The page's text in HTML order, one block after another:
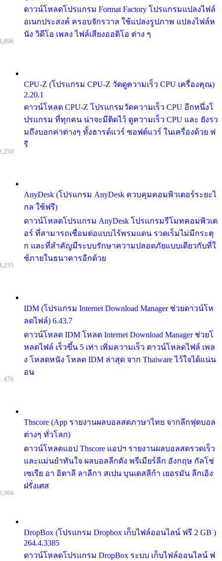
ดาวน์โหลดโปรแกรม Format Factory โปรแกรมแปลงไฟล์
อเนกประสงค์ ครอบจักรวาล ใช้แปลงรูปภาพ แปลงไฟล์ห
นัง วิดีโอ เพลง ไฟล์เสียงออดิโอ ต่าง ๆ
CPU-Z (โปรแกรม CPU-Z วัดดูความเร็ว CPU เครื่องคุณ)
2.20.1
ดาวน์โหลด CPU-Z โปรแกรมวัดความเร็ว CPU อีกหนึ่งโ
ปรแกรม ที่ทุกคน น่าจะมีติดไว้ ดูความเร็ว CPU และ ยังรว
มถึงบอกค่าต่างๆ ทั้งฮารด์แวร์ ซอฟต์แวร์ ในเครื่องด้วย ฟ
รี
AnyDesk (โปรแกรม AnyDesk ควบคุมคอมพิวเตอร์ระยะไ
กล ใช้ฟรี)
ดาวน์โหลดโปรแกรม AnyDesk โปรแกรมรีโมทคอมพิวเต
อร์ ที่สามารถเชื่อมต่อแบบไร้พรมแดน รวดเร็มไม่มีกระตุ
ก และที่สำคัญมีระบบรักษาความปลอดภัยแบบเดียวกับที่ใ
ช้ภายในธนาคารอีกด้วย
IDM (โปรแกรม Internet Download Manager ช่วยดาวน์โห
ลดไฟล์) 6.43.7
ดาวน์โหลด IDM โหลด Internet Download Manager ช่วยโ
หลดไฟล์ เร็วขึ้น 5 เท่า เพิ่มความเร็ว ดาวน์โหลดไฟล์ เพล
ง โหลดหนัง โหลด IDM ล่าสุด จาก Thaiware ไว้ใจได้แน่น
อน
Thscore (App รายงานผลบอลสดภาษาไทย จากลีกฟุตบอล
ต่างๆ ทั่วโลก)
ดาวน์โหลดแอป Thscore แอปฯ รายงานผลบอลสดรวดเร็ว
และแม่นยำทันใจ ผลบอลลีกดัง พรีเมียร์ลีก อังกฤษ กัลโช่
เซเรีย อา อิตาลี ลาลีกา สเปน บุนเดสลีก้า เยอรมัน ลีกเอิง
ฝรั่งเศส
476
DropBox (โปรแกรม Dropbox เก็บไฟล์ออนไลน์ ฟรี 2 GB )
264.4.3385
ดาวน์โหลดโปรแกรม DropBox ระบบ เก็บไฟล์ออนไลน์ ฟ